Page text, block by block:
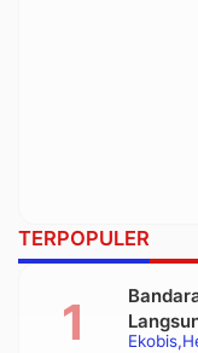
TERPOPULER
Ekobis